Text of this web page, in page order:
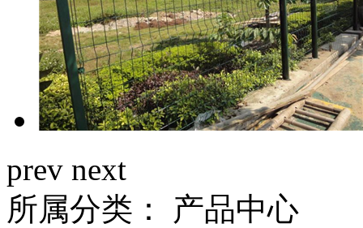
prev next
所属分类：
产品中心